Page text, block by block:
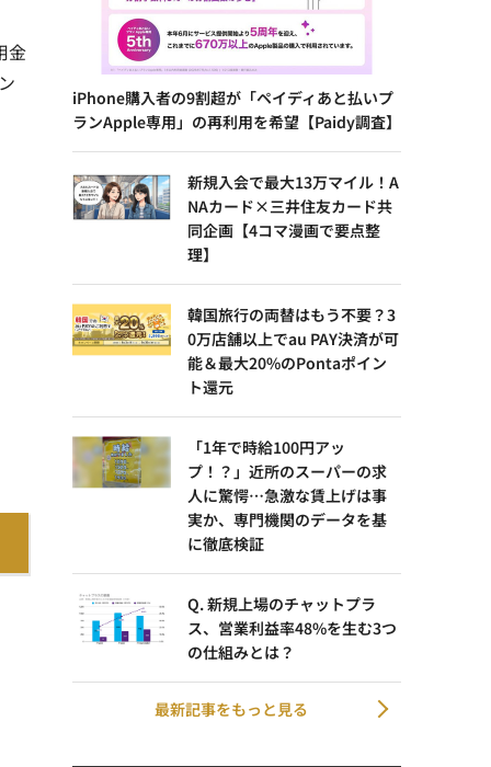
金
iPhone購入者の9割超が「ペイディあと払いプ
ランApple専用」の再利用を希望【Paidy調査】
新規入会で最大13万マイル！A
NAカード×三井住友カード共
同企画【4コマ漫画で要点整
理】
韓国旅行の両替はもう不要？3
0万店舗以上でau PAY決済が可
能＆最大20%のPontaポイン
ト還元
「1年で時給100円アッ
プ！？」近所のスーパーの求
人に驚愕…急激な賃上げは事
実か、専門機関のデータを基
に徹底検証
Q. 新規上場のチャットプラ
ス、営業利益率48%を生む3つ
の仕組みとは？
最新記事をもっと見る